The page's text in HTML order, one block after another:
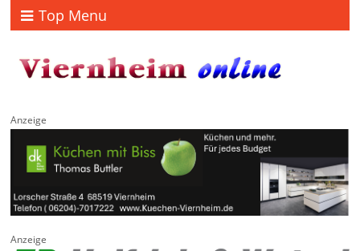
Top Menu
Anzeige
Anzeige